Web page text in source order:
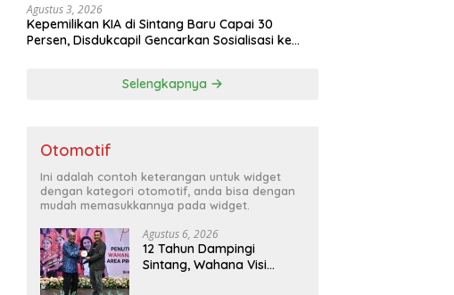
Agustus 3, 2026
Kepemilikan KIA di Sintang Baru Capai 30
Persen, Disdukcapil Gencarkan Sosialisasi ke
Selengkapnya
Otomotif
Ini adalah contoh keterangan untuk widget
dengan kategori otomotif, anda bisa dengan
mudah memasukkannya pada widget.
Agustus 6, 2026
12 Tahun Dampingi
Sintang, Wahana Visi